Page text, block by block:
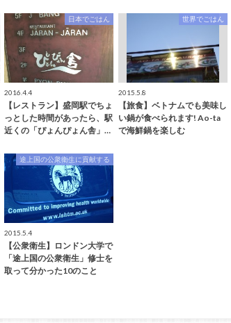
日本でごはん
2016.4.4
【レストラン】盛岡駅でちょ
っとした時間があったら、駅
近くの「ぴょんぴょん舎」…
世界でごはん
2015.5.8
【旅食】ベトナムでも美味し
い鍋が食べられます! Ao-ta
で海鮮鍋を楽しむ
途上国の公衆衛生に貢献する
2015.5.4
【公衆衛生】ロンドン大学で
「途上国の公衆衛生」修士を
取って分かった10のこと